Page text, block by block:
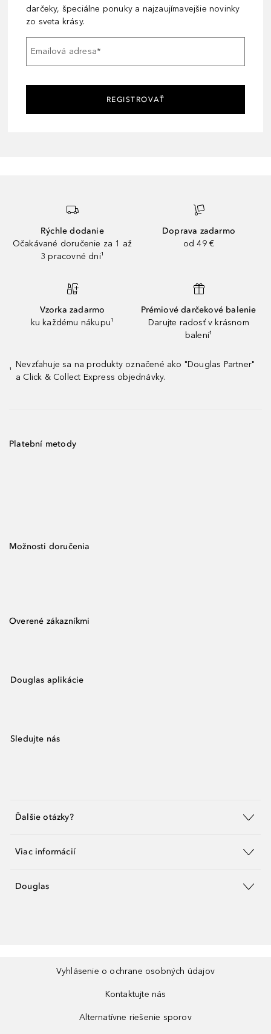
darčeky, špeciálne ponuky a najzaujímavejšie novinky
zo sveta krásy.
Emailová adresa*
REGISTROVAŤ
Rýchle dodanie
Očakávané doručenie za 1 až
3 pracovné dni¹
Doprava zadarmo
od 49 €
Vzorka zadarmo
ku každému nákupu¹
Prémiové darčekové balenie
Darujte radosť v krásnom
balení¹
¹
Nevzťahuje sa na produkty označené ako "Douglas Partner"
a Click & Collect Express objednávky.
Platební metody
Možnosti doručenia
Overené zákazníkmi
Douglas aplikácie
Sledujte nás
Ďalšie otázky?
Viac informácií
Douglas
Vyhlásenie o ochrane osobných údajov
Kontaktujte nás
Alternatívne riešenie sporov